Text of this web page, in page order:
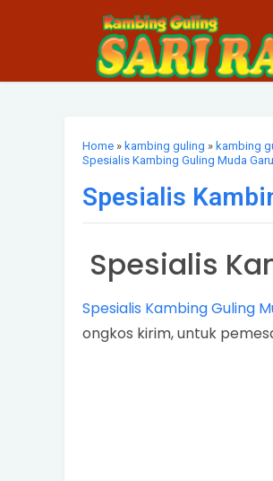
Home » kambing guling » kambing
Spesialis Kambing Guling Muda
Spesialis
Spesialis
Spesialis Kambing Guling
ongkos kirim, untuk